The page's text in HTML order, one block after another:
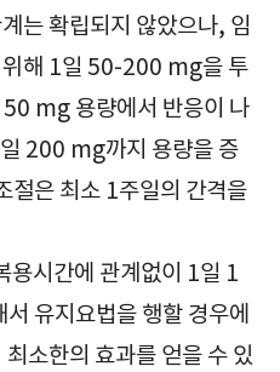
는 확립되지 않았으나, 임
위해 1일 50-200 mg을 투
mg 용량에서 반응이 나
200 mg까지 용량을 증
절은 최소 1주일의 간격을
용시간에 관계없이 1일 1
유지요법을 행할 경우에
소한의 효과를 얻을 수 있